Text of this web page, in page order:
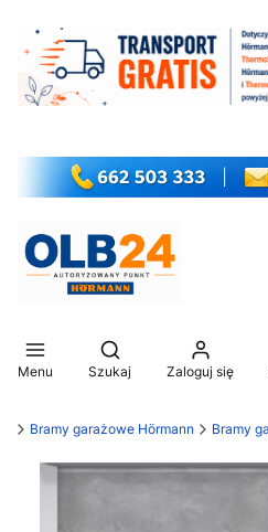
Menu
Otwórz wyszukiwarkę
Szukaj Zaloguj się
Bramy garażowe Hörmann